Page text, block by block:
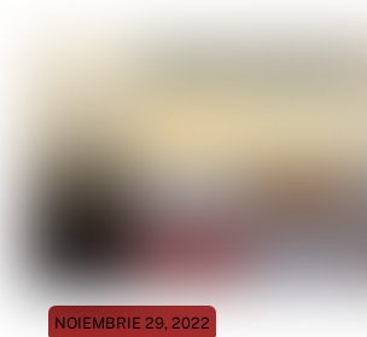
NOIEMBRIE 29, 2022